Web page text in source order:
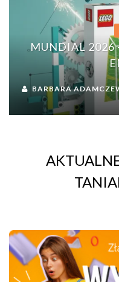
MUNDIAL 2026
BARBARA